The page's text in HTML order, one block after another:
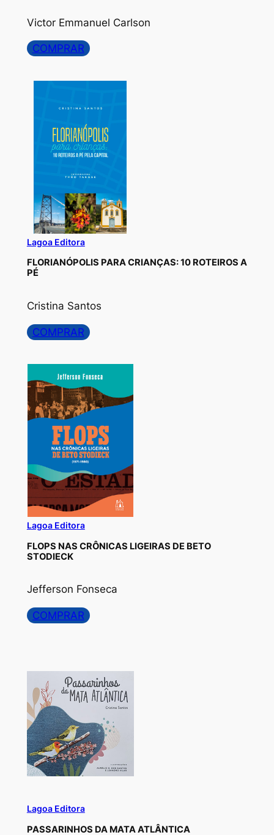
Victor Emmanuel Carlson
COMPRAR
Lagoa Editora
FLORIANÓPOLIS PARA CRIANÇAS: 10 ROTEIROS A
PÉ
Cristina Santos
COMPRAR
Lagoa Editora
FLOPS NAS CRÔNICAS LIGEIRAS DE BETO
STODIECK
Jefferson Fonseca
COMPRAR
Lagoa Editora
PASSARINHOS DA MATA ATLÂNTICA